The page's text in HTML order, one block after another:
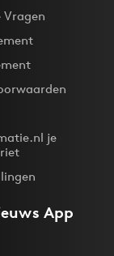
Vragen
je
App